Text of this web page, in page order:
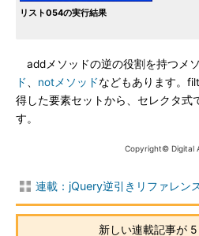
リスト054の実行結果
addメソッドの逆の役割を持つメソ
ド
notメソッドなどもあります。
得した要素セットから、セレクタ式
す。
Copyright© Digital
連載：jQuery逆引きリファレン
新しい連載記事が